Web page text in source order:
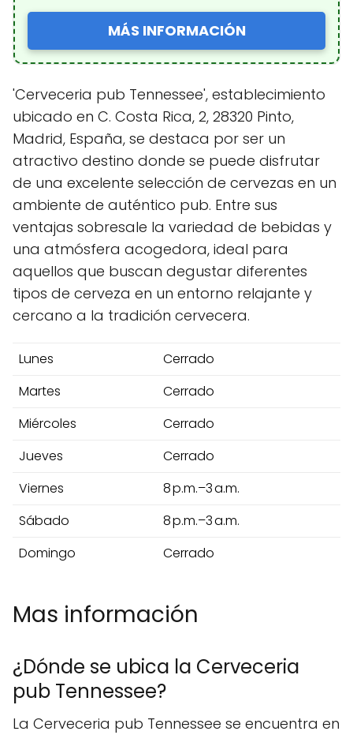
MÁS INFORMACIÓN
'Cerveceria pub Tennessee', establecimiento
ubicado en C. Costa Rica, 2, 28320 Pinto,
Madrid, España, se destaca por ser un
atractivo destino donde se puede disfrutar
de una excelente selección de cervezas en un
ambiente de auténtico pub. Entre sus
ventajas sobresale la variedad de bebidas y
una atmósfera acogedora, ideal para
aquellos que buscan degustar diferentes
tipos de cerveza en un entorno relajante y
cercano a la tradición cervecera.
Lunes
Cerrado
Martes
Cerrado
Miércoles
Cerrado
Jueves
Cerrado
Viernes
8 p.m.–3 a.m.
Sábado
8 p.m.–3 a.m.
Domingo
Cerrado
Mas información
¿Dónde se ubica la Cerveceria
pub Tennessee?
La Cerveceria pub Tennessee se encuentra en